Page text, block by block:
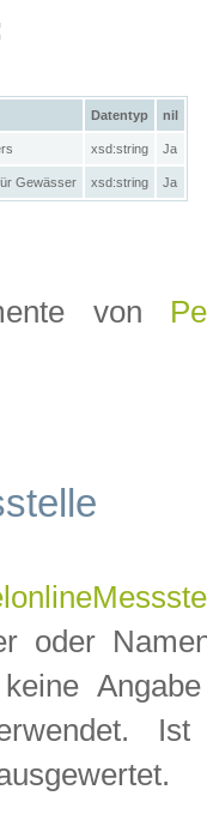
Datentyp nil
xsd:string Ja
Gewässer xsd:string Ja
von
oder
keine